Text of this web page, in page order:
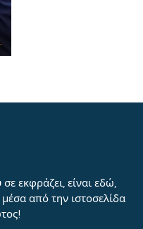
εκφράζει, είναι εδώ,
από την ιστοσελίδα